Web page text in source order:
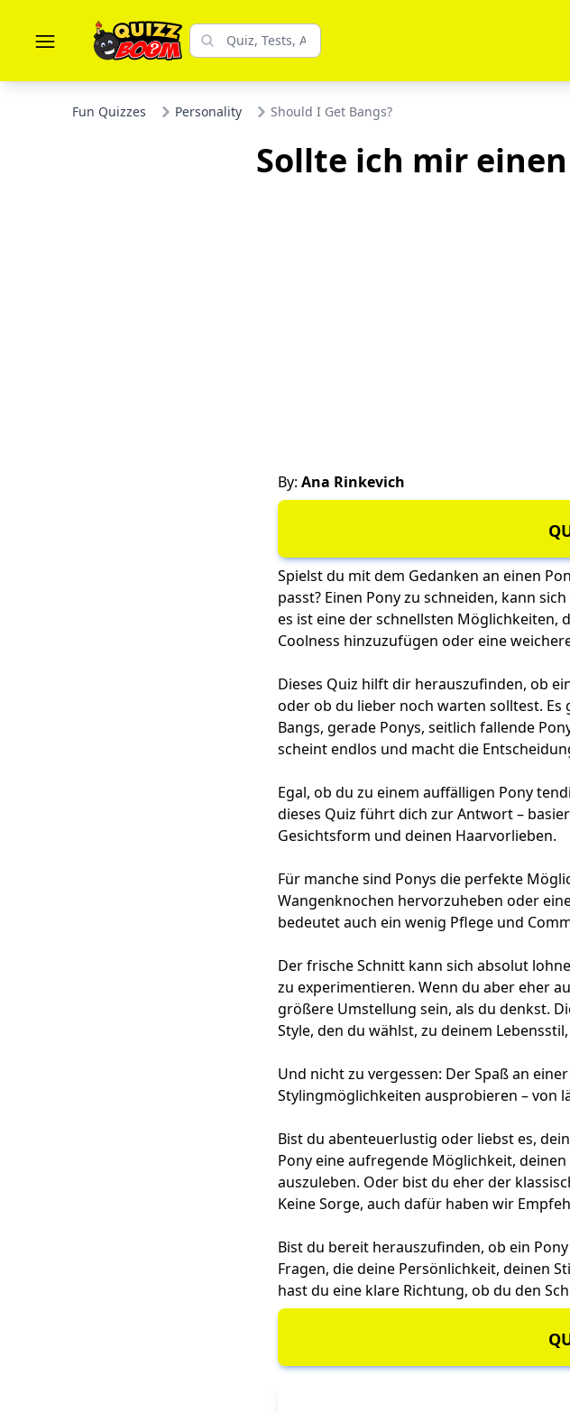
Fun Quizzes Personality Should I Get Bangs?
Sollte ich mir
By: Ana Rinkevich
Spielst du mit dem Gedanken an einen
passt? Einen Pony zu schneiden, kann
es ist eine der schnellsten Möglichkeiten,
Coolness hinzuzufügen oder eine
Dieses Quiz hilft dir herauszufinden, ob
oder ob du lieber noch warten solltest. Es
Bangs, gerade Ponys, seitlich fallende
scheint endlos und macht die
Egal, ob du zu einem auffälligen Pony
dieses Quiz führt dich zur Antwort –
Gesichtsform und deinen Haarvorlieben.
Für manche sind Ponys die perfekte
Wangenknochen hervorzuheben oder
bedeutet auch ein wenig Pflege und
Der frische Schnitt kann sich absolut
zu experimentieren. Wenn du aber eher
größere Umstellung sein, als du denkst.
Style, den du wählst, zu deinem
Und nicht zu vergessen: Der Spaß an
Stylingmöglichkeiten ausprobieren – von
Bist du abenteuerlustig oder liebst es,
Pony eine aufregende Möglichkeit,
auszuleben. Oder bist du eher der
Keine Sorge, auch dafür haben wir
Bist du bereit herauszufinden, ob ein
Fragen, die deine Persönlichkeit, deinen
hast du eine klare Richtung, ob du den